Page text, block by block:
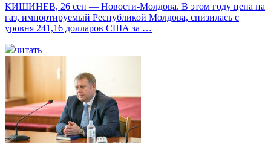
КИШИНЕВ, 26 сен — Новости-Молдова. В этом году цена на
газ, импортируемый Республикой Молдова, снизилась с
уровня 241,16 долларов США за …
читать